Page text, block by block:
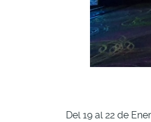
Del 19 al 22 de